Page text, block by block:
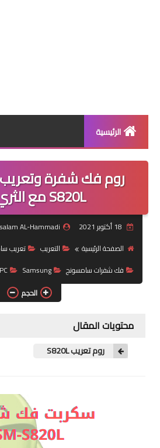
الرئيسية
Files
SIM
S820L مع الثري جي
AL-Hammadi
الصفحة الرئيسية
التعريب تعريب
فك شفرات سامسونج
Samsung
الحجم
محتويات المقال
روم تعريب S820L